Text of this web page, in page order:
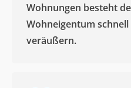
Wohnungen besteht
Wohneigentum
veräußern. ​